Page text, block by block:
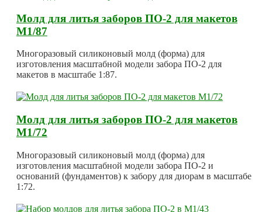
Молд для литья заборов ПО-2 для макетов
М1/87
Многоразовый силиконовый молд (форма) для
изготовления масштабной модели забора ПО-2 для
макетов в масштабе 1:87.
Молд для литья заборов ПО-2 для макетов
М1/72
Многоразовый силиконовый молд (форма) для
изготовления масштабной модели забора ПО-2 и
оснований (фундаментов) к забору для диорам в масштабе
1:72.